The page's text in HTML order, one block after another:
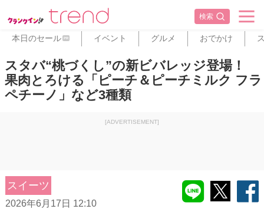
検索
本日のセール PR イベント グルメ おでかけ
スタバ“桃づくし”の新ビバレッジ登場！
果肉とろける「ピーチ＆ピーチミルク フラ
ペチーノ」など3種類
[ADVERTISEMENT]
スイーツ
2026年6月17日 12:10